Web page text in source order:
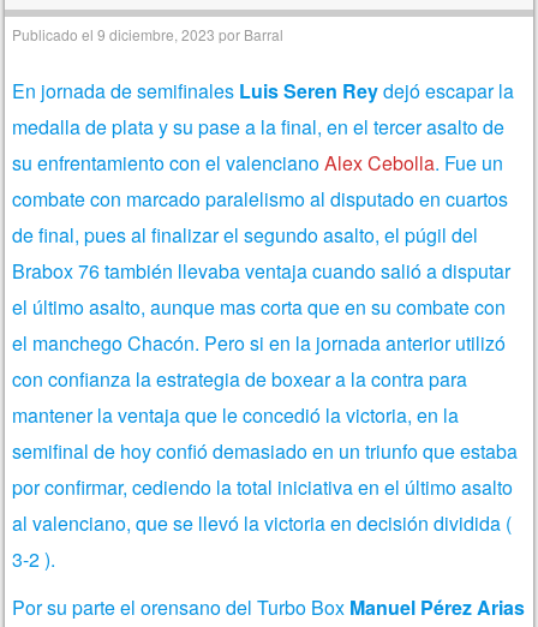
Publicado el9 diciembre, 2023 por Barral
En jornada de semifinales Luis Seren Reydejó escapar la
medalla de plata y su pase a la final, en el tercer asalto de
su enfrentamiento con el valencianoAlex Cebolla. Fue un
combate con marcado paralelismo al disputado en cuartos
de final, pues al finalizar el segundo asalto, el púgil del
Brabox 76 también llevaba ventaja cuando salió a disputar
el último asalto, aunque mas corta que en su combate con
el manchego Chacón. Pero si en la jornada anterior utilizó
con confianza la estrategia de boxear a la contra para
mantener la ventaja que le concedió la victoria, en la
semifinal de hoy confió demasiado en un triunfo que estaba
por confirmar, cediendo la total iniciativa en el último asalto
al valenciano, que se llevó la victoria en decisión dividida (
3-2 ).
Por su parte el orensano del Turbo Box Manuel Pérez Arias